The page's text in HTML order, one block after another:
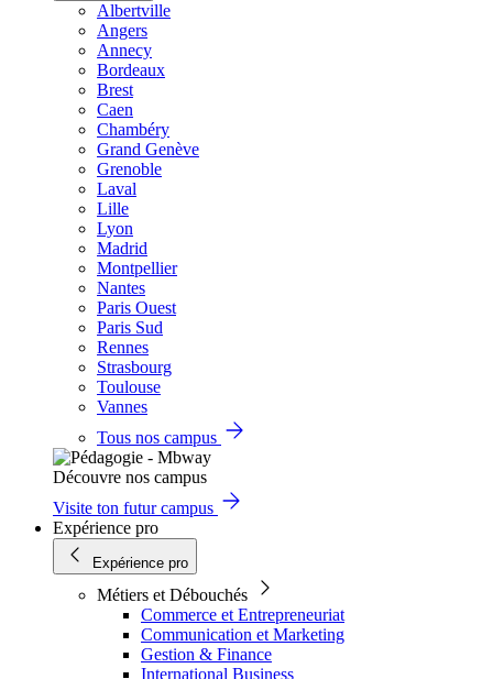
Albertville
Angers
Annecy
Bordeaux
Brest
Caen
Chambéry
Grand Genève
Grenoble
Laval
Lille
Lyon
Madrid
Montpellier
Nantes
Paris Ouest
Paris Sud
Rennes
Strasbourg
Toulouse
Vannes
Tous nos campus
Découvre nos campus
Visite ton futur campus
Expérience pro
Expérience pro
Métiers et Débouchés
Commerce et Entrepreneuriat
Communication et Marketing
Gestion & Finance
International Business